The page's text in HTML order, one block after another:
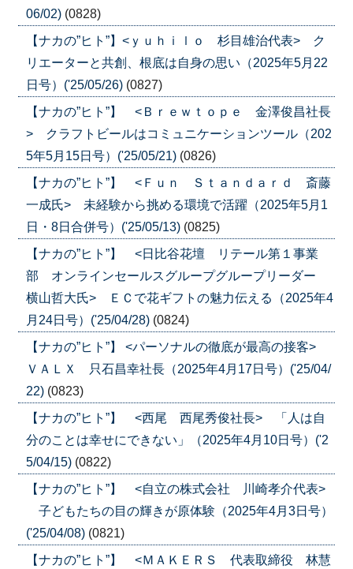
06/02) (0828)
【ナカの”ヒト”】<ｙｕｈｉｌｏ 杉目雄治代表> ク
リエーターと共創、根底は自身の思い（2025年5月22
日号）('25/05/26) (0827)
【ナカの”ヒト”】 <Ｂｒｅｗｔｏｐｅ 金澤俊昌社長
> クラフトビールはコミュニケーションツール（202
5年5月15日号）('25/05/21) (0826)
【ナカの”ヒト”】 <Ｆｕｎ Ｓｔａｎｄａｒｄ 斎藤
一成氏> 未経験から挑める環境で活躍（2025年5月1
日・8日合併号）('25/05/13) (0825)
【ナカの”ヒト”】 <日比谷花壇 リテール第１事業
部 オンラインセールスグループグループリーダー
横山哲大氏> ＥＣで花ギフトの魅力伝える（2025年4
月24日号）('25/04/28) (0824)
【ナカの”ヒト”】 <パーソナルの徹底が最高の接客>
ＶＡＬＸ 只石昌幸社長（2025年4月17日号）('25/04/
22) (0823)
【ナカの”ヒト”】 <西尾 西尾秀俊社長> 「人は自
分のことは幸せにできない」（2025年4月10日号）('2
5/04/15) (0822)
【ナカの”ヒト”】 <自立の株式会社 川崎孝介代表>
子どもたちの目の輝きが原体験（2025年4月3日号）
('25/04/08) (0821)
【ナカの”ヒト”】 <ＭＡＫＥＲＳ 代表取締役 林慧